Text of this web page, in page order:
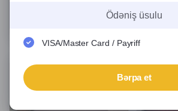
2 otaqlı ⦁ 42
Ödəniş üsulu
VISA/Master Card / Payriff
Bərpa et